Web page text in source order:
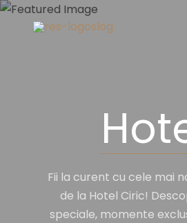
Fii la curent cu cele mai
de la Hotel Ciric!
speciale, momente